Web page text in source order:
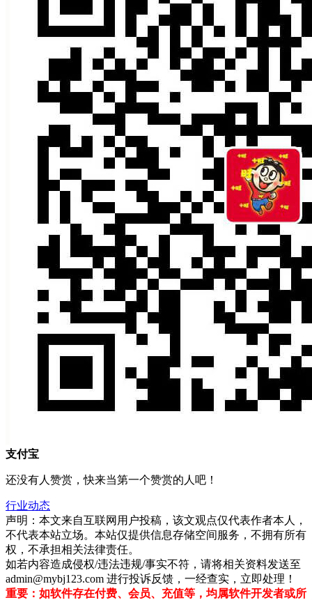
支付宝
还没有人赞赏，快来当第一个赞赏的人吧！
行业动态
声明：本文来自互联网用户投稿，该文观点仅代表作者本人，
不代表本站立场。本站仅提供信息存储空间服务，不拥有所有
权，不承担相关法律责任。
如若内容造成侵权/违法违规/事实不符，请将相关资料发送至
admin@mybj123.com 进行投诉反馈，一经查实，立即处理！
重要：如软件存在付费、会员、充值等，均属软件开发者或所